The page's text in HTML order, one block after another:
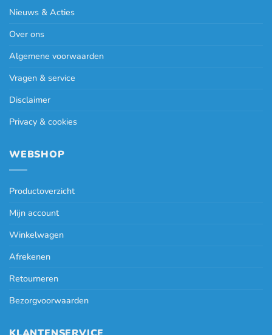
Nieuws & Acties
Over ons
Algemene voorwaarden
Vragen & service
Disclaimer
Privacy & cookies
WEBSHOP
Productoverzicht
Mijn account
Winkelwagen
Afrekenen
Retourneren
Bezorgvoorwaarden